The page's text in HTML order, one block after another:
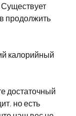
Существует
продолжить
калорийный
достаточный
но есть